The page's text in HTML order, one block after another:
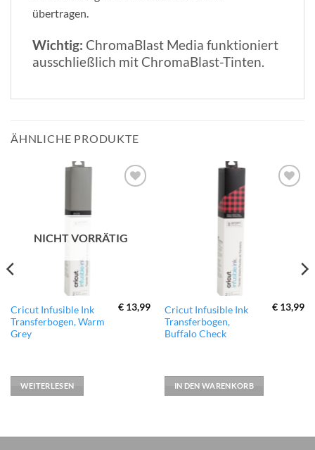
übertragen.
Wichtig: ChromaBlast Media funktioniert
ausschließlich mit ChromaBlast-Tinten.
ÄHNLICHE PRODUKTE
NICHT VORRÄTIG
Cricut Infusible Ink
Transferbogen, Warm
Grey
€ 13,99
WEITERLESEN
Cricut Infusible Ink
Transferbogen,
Buffalo Check
€ 13,99
IN DEN WARENKORB